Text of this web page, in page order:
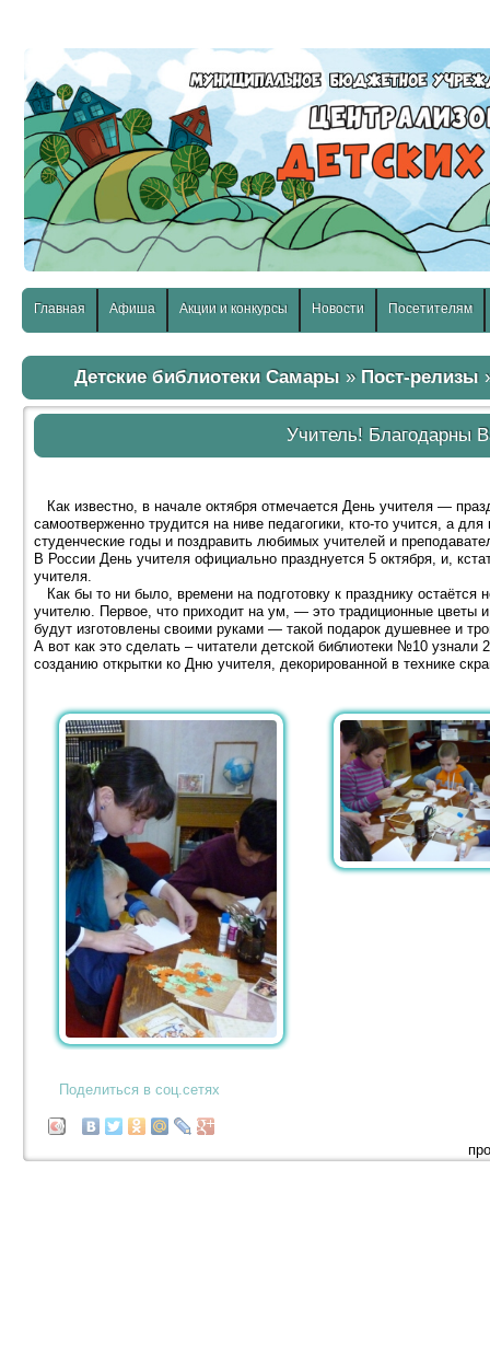
Главная Афиша Акции и конкурсы Новости Посетителям
Детские библиотеки Самары» Пост-релизы
Учитель! Благодарны
Как известно, в начале октября отмечается День учителя —
самоотверженно трудится на ниве педагогики, кто-то учится, а
студенческие годы и поздравить любимых учителей и
В России День учителя официально празднуется 5 октября, и,
учителя.
Как бы то ни было, времени на подготовку к празднику остаётся
учителю. Первое, что приходит на ум, — это традиционные цветы
будут изготовлены своими руками — такой подарок душевнее и
А вот как это сделать – читатели детской библиотеки №10 узнали
созданию открытки ко Дню учителя, декорированной в технике
Поделиться в соц.сетях